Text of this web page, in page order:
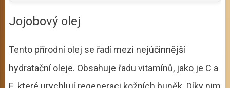
Jojobový olej
Tento přírodní olej se řadí mezi nejúčinnější
hydratační oleje. Obsahuje řadu vitamínů, jako je C a